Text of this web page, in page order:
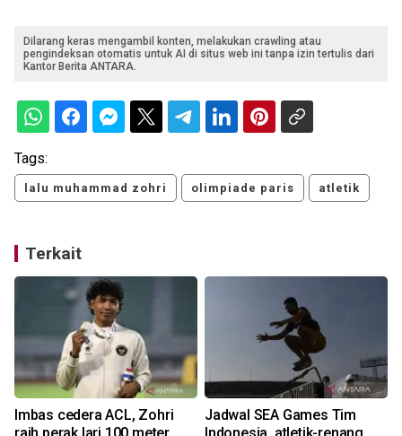
Dilarang keras mengambil konten, melakukan crawling atau
pengindeksan otomatis untuk AI di situs web ini tanpa izin tertulis dari
Kantor Berita ANTARA.
Tags:
lalu muhammad zohri olimpiade paris atletik
Terkait
Imbas cedera ACL, Zohri
Jadwal SEA Games Tim